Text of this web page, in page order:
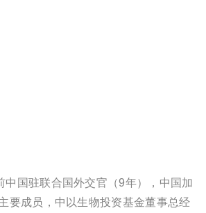
中国驻联合国外交官（9年），中国加
要成员，中以生物投资基金董事总经